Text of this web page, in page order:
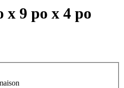
x 9 po x 4 po